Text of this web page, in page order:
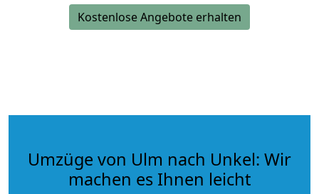
Kostenlose Angebote erhalten
Umzüge von Ulm nach Unkel: Wir
machen es Ihnen leicht